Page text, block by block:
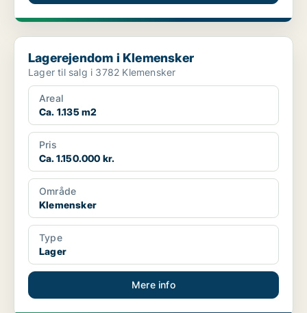
Lagerejendom i Klemensker
Lagerejendom i Klemensker
Lager til salg i 3782 Klemensker
Areal
Ca. 1.135 m2
Pris
Ca. 1.150.000 kr.
Område
Klemensker
Type
Lager
Mere info